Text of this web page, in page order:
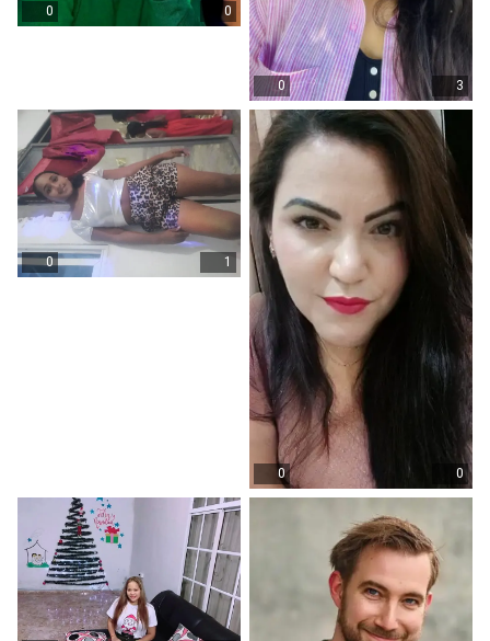
0 0
0 3
0 1
0 0